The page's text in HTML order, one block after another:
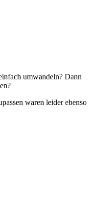
umwandeln? Dann
waren leider ebenso